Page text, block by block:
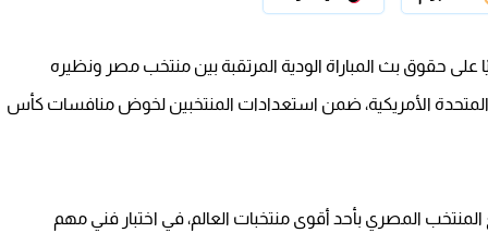
بث المباراة الودية المرتقبة بين منتخب مصر ونظيره
المتحدة الأمريكية، ضمن استعدادات المنتخبين لخوض منافسات كأس
المصري بأحد أقوى منتخبات العالم، في اختبار فني مهم